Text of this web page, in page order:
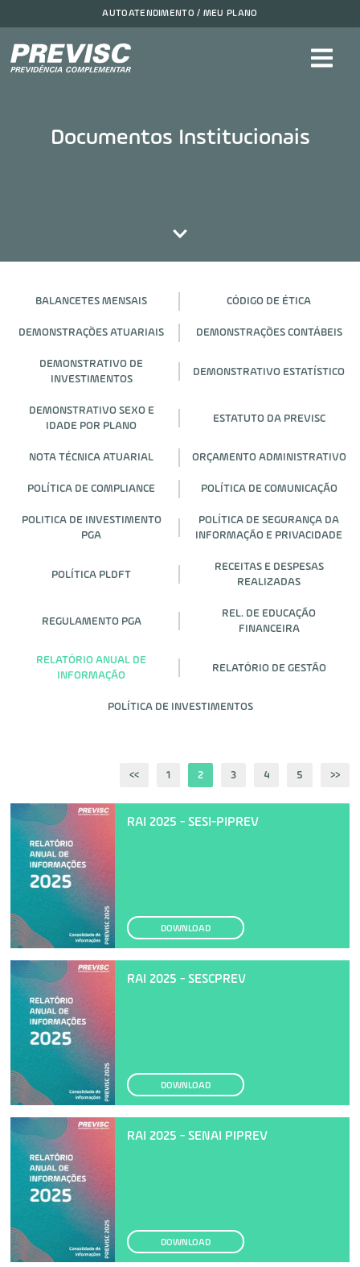
AUTOATENDIMENTO / MEU PLANO
Documentos Institucionais
BALANCETES MENSAIS CÓDIGO DE ÉTICA
DEMONSTRAÇÕES ATUARIAIS DEMONSTRAÇÕES CONTÁBEIS
DEMONSTRATIVO DE
INVESTIMENTOS
DEMONSTRATIVO ESTATÍSTICO
DEMONSTRATIVO SEXO E
IDADE POR PLANO
ESTATUTO DA PREVISC
NOTA TÉCNICA ATUARIAL ORÇAMENTO ADMINISTRATIVO
POLÍTICA DE COMPLIANCE POLÍTICA DE COMUNICAÇÃO
POLITICA DE INVESTIMENTO
PGA
POLÍTICA DE SEGURANÇA DA
INFORMAÇÃO E PRIVACIDADE
POLÍTICA PLDFT
RECEITAS E DESPESAS
REALIZADAS
REGULAMENTO PGA
REL. DE EDUCAÇÃO
FINANCEIRA
RELATÓRIO ANUAL DE
INFORMAÇÃO
RELATÓRIO DE GESTÃO
POLÍTICA DE INVESTIMENTOS
<< 1 2 3 4 5 >>
RAI 2025 - SESI-PIPREV
DOWNLOAD
RAI 2025 - SESCPREV
DOWNLOAD
RAI 2025 - SENAI PIPREV
DOWNLOAD